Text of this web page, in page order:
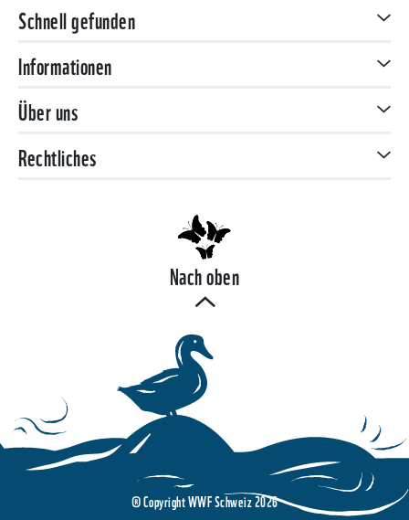
Schnell gefunden
Informationen
Über uns
Rechtliches
Nach oben
© Copyright WWF Schweiz 2026